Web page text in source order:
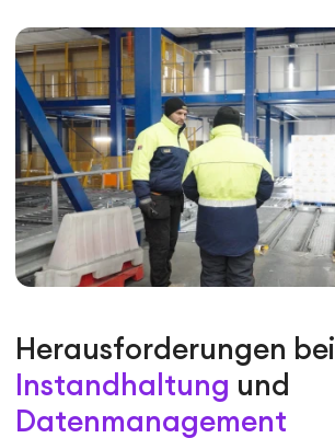
Herausforderungen bei
Instandhaltung und
Datenmanagement